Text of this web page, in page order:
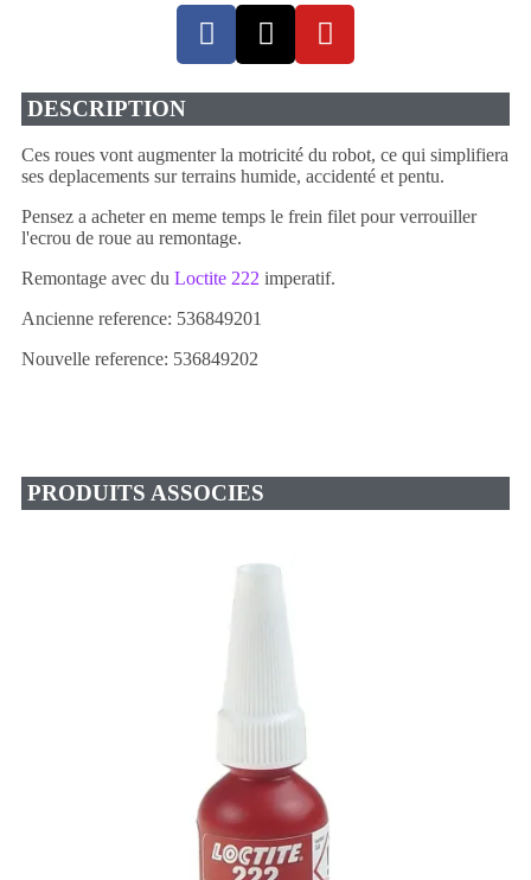
DESCRIPTION
Ces roues vont augmenter la motricité du robot, ce qui simplifiera
ses deplacements sur terrains humide, accidenté et pentu.
Pensez a acheter en meme temps le frein filet pour verrouiller
l'ecrou de roue au remontage.
Remontage avec du Loctite 222 imperatif.
Ancienne reference: 536849201
Nouvelle reference: 536849202
PRODUITS ASSOCIES